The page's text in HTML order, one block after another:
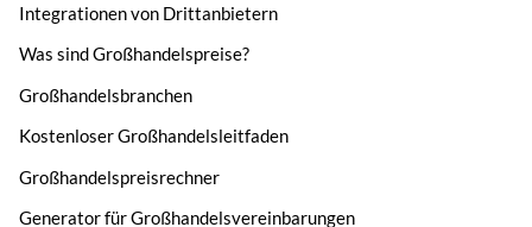
Integrationen von Drittanbietern
Was sind Großhandelspreise?
Großhandelsbranchen
Kostenloser Großhandelsleitfaden
Großhandelspreisrechner
Generator für Großhandelsvereinbarungen